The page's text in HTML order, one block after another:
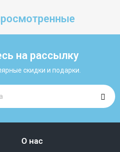
на рассылку
скидки и подарки.
О нас